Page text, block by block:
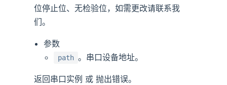
位停止位、无检验位，如需更改请联系我
们。
参数
path 。串口设备地址。
返回串口实例 或 抛出错误。